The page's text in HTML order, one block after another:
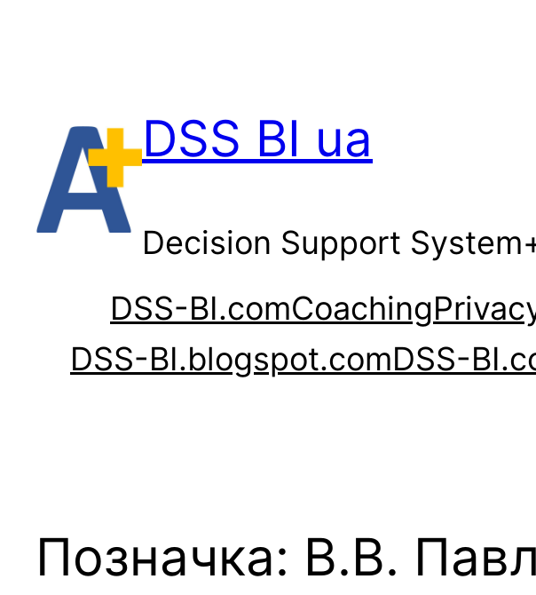
DSS BI ua
Decision Support
DSS-BI.comCoaching
DSS-BI.blogspot.comDSS-
Позначка: В.В.